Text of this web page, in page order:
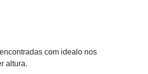
com idealo nos
altura.